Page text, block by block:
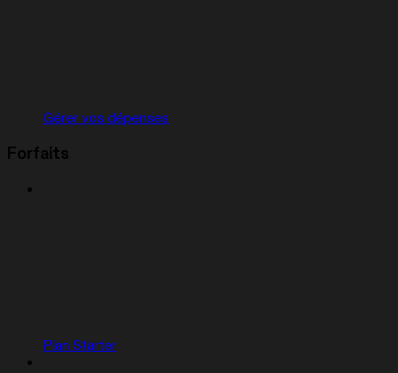
Gérer vos dépenses
Forfaits
Plan Starter